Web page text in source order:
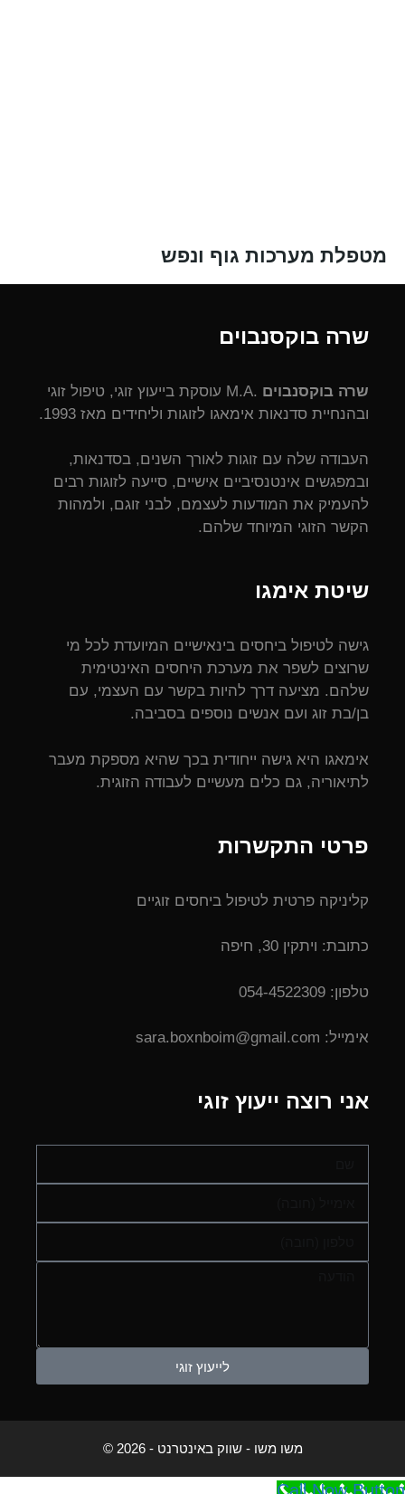
מטפלת מערכות גוף ונפש
שרה בוקסנבוים
שרה בוקסנבוים
.M.A עוסקת בייעוץ זוגי, טיפול זוגי
ובהנחיית סדנאות אימאגו לזוגות וליחידים מאז 1993.
העבודה שלה עם זוגות לאורך השנים, בסדנאות,
ובמפגשים אינטנסיביים אישיים, סייעה לזוגות רבים
להעמיק את המודעות לעצמם, לבני זוגם, ולמהות
הקשר הזוגי המיוחד שלהם.
שיטת אימגו
גישה לטיפול ביחסים בינאישיים המיועדת לכל מי
שרוצים לשפר את מערכת היחסים האינטימית
שלהם. מציעה דרך להיות בקשר עם העצמי, עם
בן/בת זוג ועם אנשים נוספים בסביבה.
אימאגו היא גישה ייחודית בכך שהיא מספקת מעבר
לתיאוריה, גם כלים מעשיים לעבודה הזוגית.
פרטי התקשרות
קליניקה פרטית לטיפול ביחסים זוגיים
כתובת: ויתקין 30, חיפה
טלפון: 054-4522309
אימייל: sara.boxnboim@gmail.com
אני רוצה ייעוץ זוגי
לייעוץ זוגי
משו משו - שווק באינטרנט - 2026 ©